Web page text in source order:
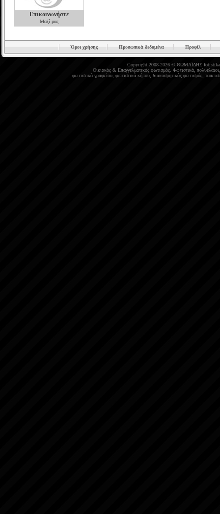
Επικοινωνήστε
Μαζί μας
Όροι χρήσης Προσωπικά δεδομένα Προφίλ
Copyright 2008-2026 © ΘΩΜΑΪΔΗΣ
Οικιακός& Επαγγελματικός φωτισμός. Φωτιστικά, πολυέλαιοι
φωτιστικά γραφείου, φωτιστικά κήπου, διακοσμητικός φωτισμός,